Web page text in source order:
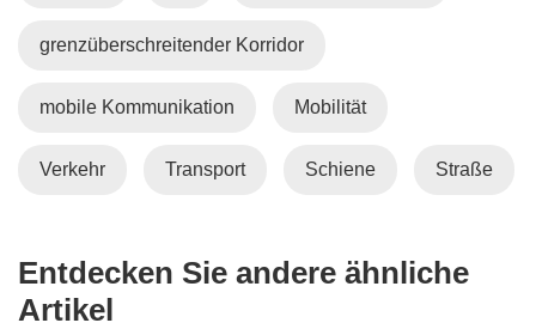
i
n
u
e
grenzüberschreitender Korridor
mobile Kommunikation Mobilität
Verkehr Transport Schiene Straße
Entdecken Sie andere ähnliche
Artikel